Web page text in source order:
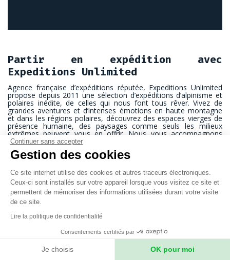
Partir en expédition avec
Expeditions Unlimited
Agence française d’expéditions réputée, Expeditions Unlimited
propose depuis 2011 une sélection d’expéditions d’alpinisme et
polaires inédite, de celles qui nous font tous rêver. Vivez de
grandes aventures et d’intenses émotions en haute montagne
et dans les régions polaires, découvrez des espaces vierges de
présence humaine, des paysages comme seuls les milieux
extrêmes peuvent vous en offrir. Nous vous accompagnons
avec passion, patience, humilité et humanité vers le voyage de
votre vie.
expérimenté, de votre guide personnel et de toute une équipe
logistique locale aux petits soins, vous gravissez les plus hauts
sommets d’Himalaya et d’Asie centrale, vous traversez les
calottes du Groenland et de l’Antarctique, vous atteignez les
pôles Nord et Sud. Les régions les plus sauvages de la planète
Nous proposons l’ensemble des quatorze sommets de plus de
8000 mètres, qui représente la consécration d’une vie d’alpiniste.
Pour atteindre 8000 mètres ou comme un objectif en soi, vous
passerez par une ou plusieurs ascensions de sommets à 7000
Continuer sans accepter
Gestion des cookies
Ce site internet utilise des cookies et autres traceurs électroniques.
Ceux-ci sont installés sur votre appareil lorsque vous visitez ce site et
permettent de mémoriser des informations utilisées durant votre visite
de ce site.
Lire la politique de confidentialité
Consentements certifiés par
Je choisis OK pour moi